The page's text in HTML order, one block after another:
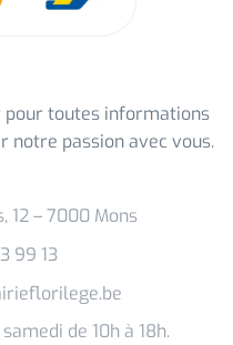
pour toutes informations
notre passion avec vous.
12 – 7000 Mons
99 13
de 10h à 18h.